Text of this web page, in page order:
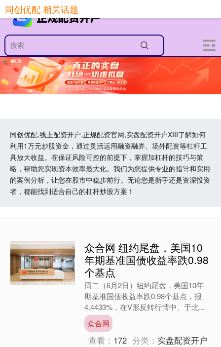
同创优配,线上配资开户,正规配资官网,实盘配资开户XIII‌了解如何
利用1万元炒股资金，通过灵活运用融资融券、场外配资等杠杆工
具放大收益。在保证风险可控的前提下，掌握加杠杆的技巧与策
略，帮助您实现资本效率最大化。我们为您提供专业的指导和实用
的案例分析，让您在股市中稳步前行。无论您是新手还是资深投资
者，都能找到适合自己的杠杆炒股方案！
同创优配 相关话题
众合网 纽约尾盘，美国10
年期基准国债收益率跌0.98
个基点
周二（6月2日）纽约尾盘，美国10年
期基准国债收益率跌0.98个基点，报
4.4433%，在V形反转行情中、于北京
时间19:10刷新日低至4.4217%。两年
期美....
众合网
查看： 172 分类： 实盘配资开户